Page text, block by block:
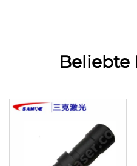
Beliebte